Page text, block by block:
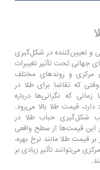
و تعیین‌کننده در شکل‌گیری
جهانی تحت تأثیر تغییرات
مرکزی و روندهای مختلف
که تقاضا برای طلا در
که نگرانی‌ها درباره
قیمت طلا بالا می‌رود.
شکل‌گیری حباب طلا در
این قیمت‌ها از سطح واقعی
بر قیمت طلا مانند نرخ بهره،
می‌توانند تأثیر زیادی بر